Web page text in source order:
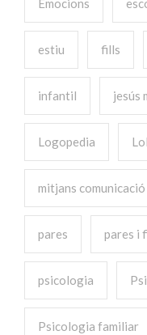
Emocions
estiu fills
infantil jesús
Logopedia
mitjans comunicació
pares pares i
psicologia
Psicologia familiar